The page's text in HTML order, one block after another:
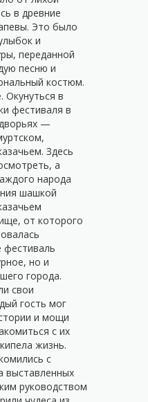
в древние
Это было
и
переданной
песню и
костюм.
в
фестиваля в
—
Здесь
а
народа
шашкой
от которого
фестиваль
но и
города.
свои
гость мог
и мощи
с их
жизнь.
с
выставленных
руководством